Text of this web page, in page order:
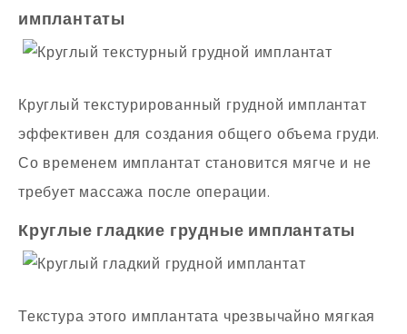
имплантаты
Круглый текстурированный грудной имплантат
эффективен для создания общего объема груди.
Со временем имплантат становится мягче и не
требует массажа после операции.
Круглые гладкие грудные имплантаты
Текстура этого имплантата чрезвычайно мягкая